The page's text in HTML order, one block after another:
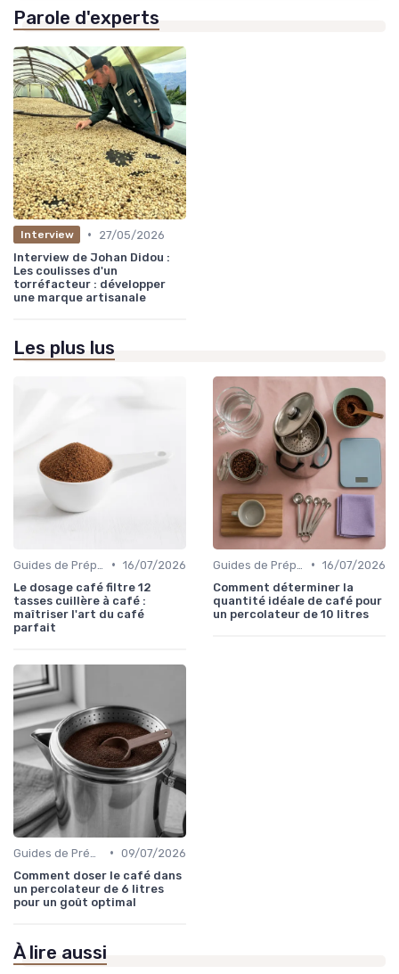
Parole d'experts
Interview •
27/05/2026
Interview de Johan Didou :
Les coulisses d'un
torréfacteur : développer
une marque artisanale
Les plus lus
• 16/07/2026
Le dosage café filtre 12
tasses cuillère à café :
maîtriser l'art du café
parfait
• 16/07/2026
Comment déterminer la
quantité idéale de café pour
un percolateur de 10 litres
• 09/07/2026
Comment doser le café dans
un percolateur de 6 litres
pour un goût optimal
À lire aussi